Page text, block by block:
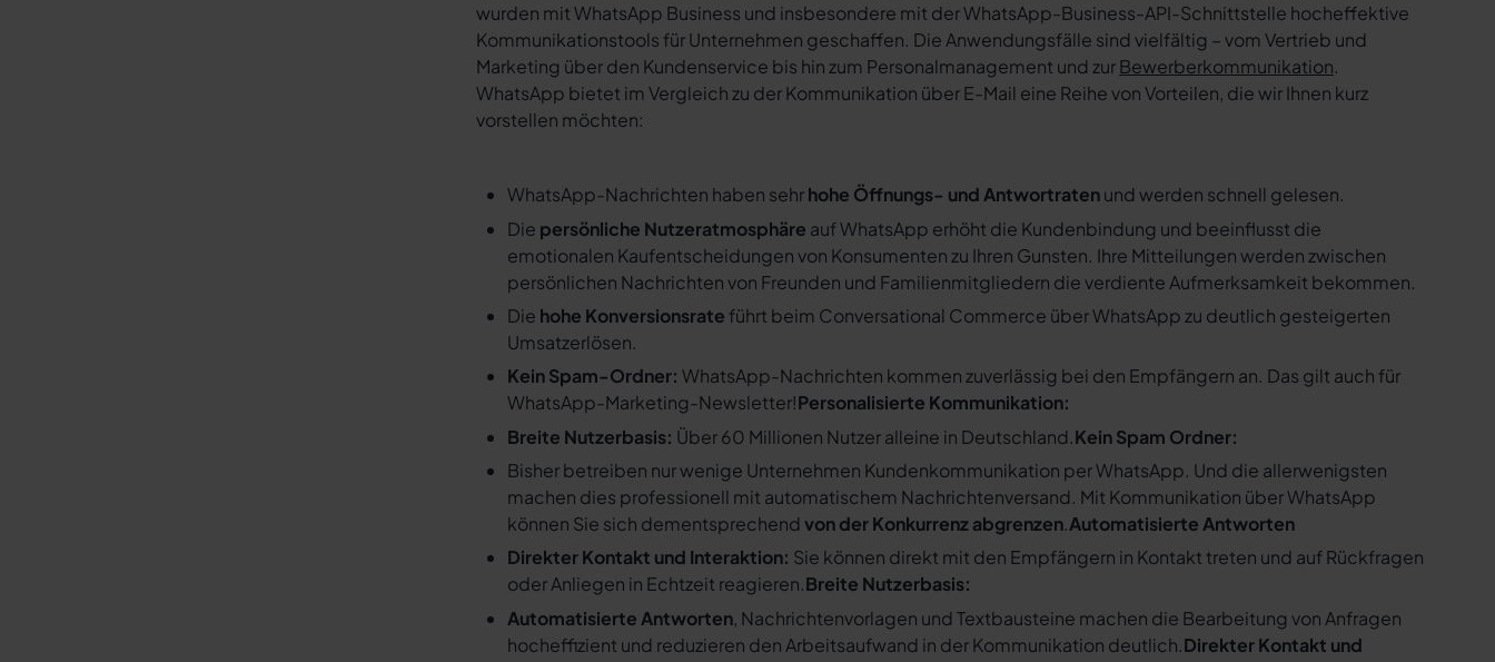
wurden mit WhatsApp Business und insbesondere mit der WhatsApp-Business-API-Schnittstelle hocheffektive
Kommunikationstools für Unternehmen geschaffen. Die Anwendungsfälle sind vielfältig – vom Vertrieb und
Marketing über den Kundenservice bis hin zum Personalmanagement und zurBewerberkommunikation.
WhatsApp bietet im Vergleich zu der Kommunikation über E-Mail eine Reihe von Vorteilen, die wir Ihnen kurz
vorstellen möchten:
WhatsApp-Nachrichten haben sehrhohe Öffnungs- und Antwortratenund werden schnell gelesen.
Die persönliche Nutzeratmosphäre auf WhatsApp erhöht die Kundenbindung und beeinflusst die
emotionalen Kaufentscheidungen von Konsumenten zu Ihren Gunsten. Ihre Mitteilungen werden zwischen
persönlichen Nachrichten von Freunden und Familienmitgliedern die verdiente Aufmerksamkeit bekommen.
Die hohe Konversionsrate führt beim Conversational Commerce über WhatsApp zu deutlich gesteigerten
Umsatzerlösen.
Kein Spam-Ordner: WhatsApp-Nachrichten kommen zuverlässig bei den Empfängern an. Das gilt auch für
WhatsApp-Marketing-Newsletter!Personalisierte Kommunikation:
Breite Nutzerbasis: Über 60 Millionen Nutzer alleine in Deutschland.Kein Spam Ordner:
Bisher betreiben nur wenige Unternehmen Kundenkommunikation per WhatsApp. Und die allerwenigsten
machen dies professionell mit automatischem Nachrichtenversand. Mit Kommunikation über WhatsApp
können Sie sich dementsprechendvon der Konkurrenz abgrenzen.Automatisierte Antworten
Direkter Kontakt und Interaktion: Sie können direkt mit den Empfängern in Kontakt treten und auf Rückfragen
oder Anliegen in Echtzeit reagieren.Breite Nutzerbasis:
Automatisierte Antworten, Nachrichtenvorlagen und Textbausteine machen die Bearbeitung von Anfragen
hocheffizient und reduzieren den Arbeitsaufwand in der Kommunikation deutlich.Direkter Kontakt und